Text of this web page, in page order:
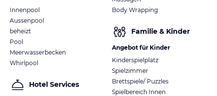
Innenpool
Aussenpool
beheizt
Pool
Meerwasserbecken
Whirlpool
Hotel Services
Body Wrapping
Familie & Kinder
Angebot für Kinder
Kinderspielplatz
Spielzimmer
Brettspiele/ Puzzles
Spielbereich Innen